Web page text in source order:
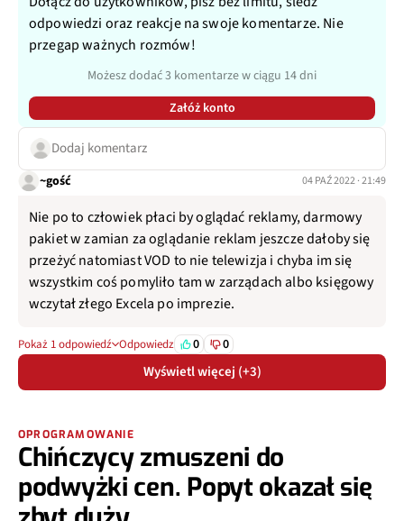
odpowiedzi oraz reakcje na swoje komentarze. Nie
przegap ważnych rozmów!
Możesz dodać 3 komentarze w ciągu 14 dni
Załóż konto
Dodaj komentarz
~gość 04 PAŹ 2022 · 21:49
Nie po to człowiek płaci by oglądać reklamy, darmowy
pakiet w zamian za oglądanie reklam jeszcze dałoby się
przeżyć natomiast VOD to nie telewizja i chyba im się
wszystkim coś pomyliło tam w zarządach albo księgowy
wczytał złego Excela po imprezie.
Pokaż 1 odpowiedź Odpowiedz 0 0
Wyświetl więcej (+3)
OPROGRAMOWANIE
Chińczycy zmuszeni do
podwyżki cen. Popyt okazał się